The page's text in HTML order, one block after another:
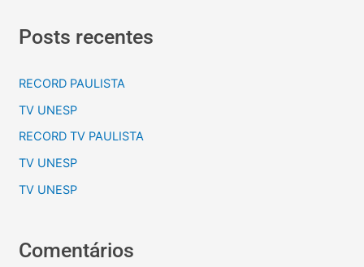
Posts recentes
RECORD PAULISTA
TV UNESP
RECORD TV PAULISTA
TV UNESP
TV UNESP
Comentários